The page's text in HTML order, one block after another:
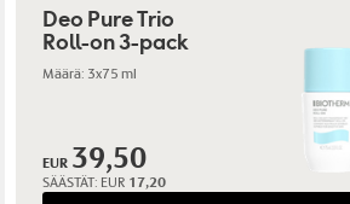
Deo Pure Trio
Roll-on 3-pack
Määrä: 3x75 ml
EUR 39,50
SÄÄSTÄT: EUR 17,20